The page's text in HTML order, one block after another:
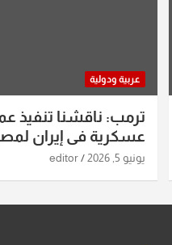
عربية ودولية
ترمب: ناقشنا تنفيذ
عسكرية في إيران
اليورانيوم
يونيو 5, 2026 editor